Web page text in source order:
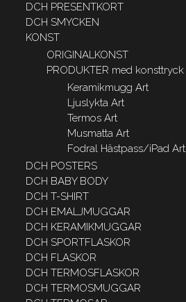
DCH PRESENTKORT
DCH SMYCKEN
KONST
ORIGINALKONST
PRODUKTER med konsttryck
Keramikmugg Art
Ljuslykta Art
Termos Art
Musmatta Art
Fodral Hästpass/iPad Art
DCH POSTERS
DCH BABY BODY
DCH T-SHIRT
DCH EMALJMUGGAR
DCH KERAMIKMUGGAR
DCH SPORTFLASKOR
DCH FLASKOR
DCH TERMOSFLASKOR
DCH TERMOSMUGGAR